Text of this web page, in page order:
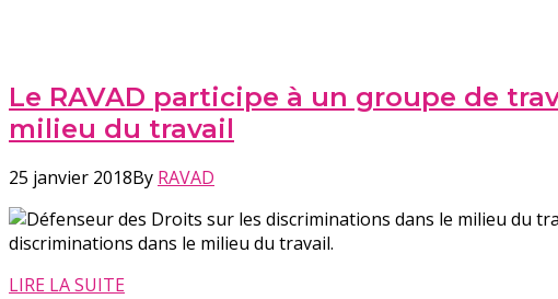
Le RAVAD participe à un groupe de
milieu du travail
25 janvier 2018By RAVAD
discriminations dans le milieu du travail.
LIRE LA SUITE